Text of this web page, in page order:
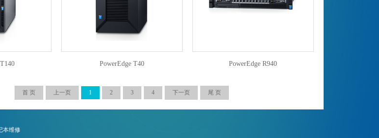
PowerEdge T40 PowerEdge R940
首 页 上一页 1 2 3 4 下一页 尾 页
本维修